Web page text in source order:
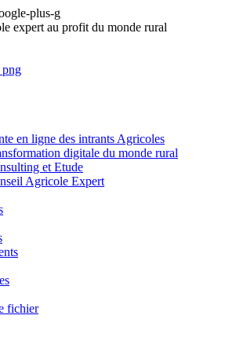
plus-g
expert au profit du monde rural
en ligne des intrants Agricoles
digitale du monde rural
et Etude
Agricole Expert
fichier